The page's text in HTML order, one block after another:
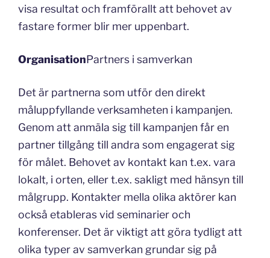
visa resultat och framförallt att behovet av
fastare former blir mer uppenbart.
OrganisationPartners i samverkan
Det är partnerna som utför den direkt
måluppfyllande verksamheten i kampanjen.
Genom att anmäla sig till kampanjen får en
partner tillgång till andra som engagerat sig
för målet. Behovet av kontakt kan t.ex. vara
lokalt, i orten, eller t.ex. sakligt med hänsyn till
målgrupp. Kontakter mella olika aktörer kan
också etableras vid seminarier och
konferenser. Det är viktigt att göra tydligt att
olika typer av samverkan grundar sig på